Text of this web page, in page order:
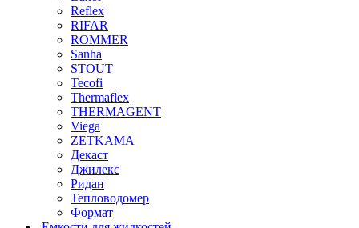
Reflex
RIFAR
ROMMER
Sanha
STOUT
Tecofi
Thermaflex
THERMAGENT
Viega
ZETKAMA
Декаст
Джилекс
Ридан
Тепловодомер
Формат